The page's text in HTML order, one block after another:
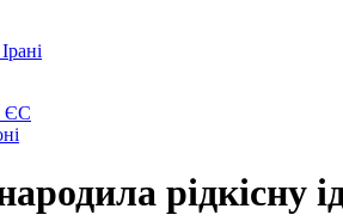
ЄС
рідкісну